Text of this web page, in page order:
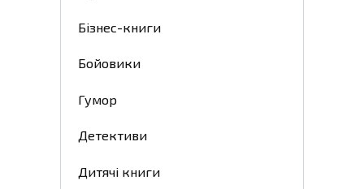
Бізнес-книги
Бойовики
Гумор
Детективи
Дитячі книги